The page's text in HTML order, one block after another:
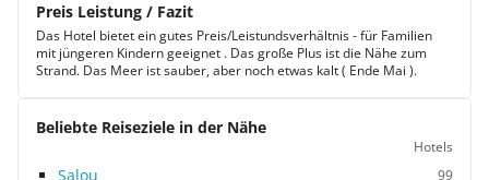
Preis Leistung / Fazit
Das Hotel bietet ein gutes Preis/Leistundsverhältnis - für Familien
mit jüngeren Kindern geeignet . Das große Plus ist die Nähe zum
Strand. Das Meer ist sauber, aber noch etwas kalt ( Ende Mai ).
Beliebte Reiseziele in der Nähe
Hotels
Salou 99